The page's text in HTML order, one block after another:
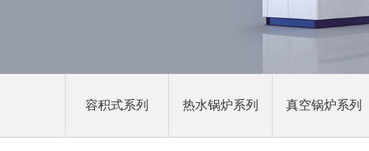
容积式系列 热水锅炉系列 真空锅炉系列